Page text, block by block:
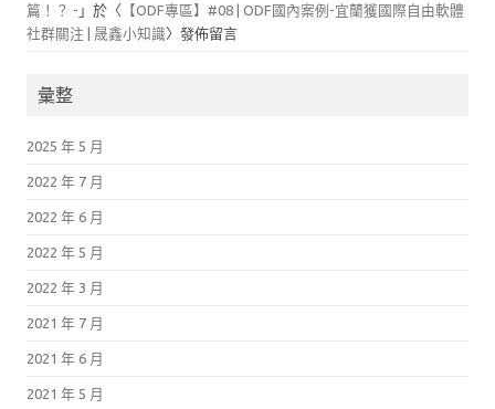
篇！？ - 」於〈 【ODF專區】#08 | ODF國內案例-宜蘭獲國際自由軟體
社群關注 | 晟鑫小知識〉發佈留言
彙整
2025 年 5 月
2022 年 7 月
2022 年 6 月
2022 年 5 月
2022 年 3 月
2021 年 7 月
2021 年 6 月
2021 年 5 月